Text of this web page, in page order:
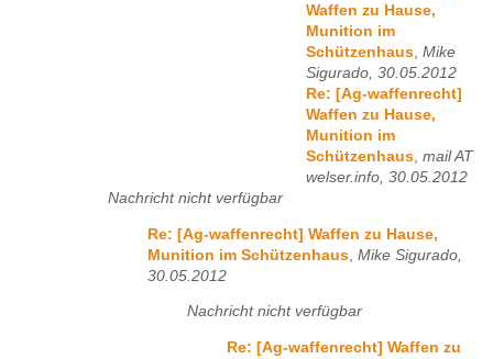
Waffen zu Hause,
Munition im
Schützenhaus, Mike
Sigurado, 30.05.2012
Re: [Ag-waffenrecht]
Waffen zu Hause,
Munition im
Schützenhaus, mail AT
welser.info, 30.05.2012
Nachricht nicht verfügbar
Re: [Ag-waffenrecht] Waffen zu Hause,
Munition im Schützenhaus Mike Sigurado,
30.05.2012
Nachricht nicht verfügbar
Re: [Ag-waffenrecht] Waffen zu